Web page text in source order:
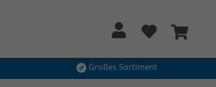
Großes Sortiment